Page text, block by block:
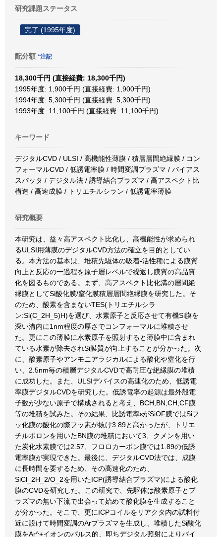
研究課題ステータス
完了 (1995年度)
配分額 *注記
18,300千円 (直接経費: 18,300千円)
1995年度: 1,900千円 (直接経費: 1,900千円)
1994年度: 5,300千円 (直接経費: 5,300千円)
1993年度: 11,100千円 (直接経費: 11,100千円)
キーワード
デジタルCVD / ULSI / 高機能性薄膜 / 積層層間絶縁膜 / コン
フォーマルCVD / 低誘電率膜 / 時間変調プラズマ / バイアス
スパッタ / デジタル法 / 誘導結合プラズマ / 高アスペクト比
構造 / 高速成膜 / トリエチルシラン / 低誘電率薄膜
研究概要
本研究は、益々高アスペクト比化し、高機能性が求められ
るULSI用薄膜のデジタルCVD方法の確立を目的としてい
る。本方法の基本は、堆積先駆体の吸着-活性種による膜質
向上と反応の一過程を原子層レベルで繰返し膜質の高品質
化を図るものである。まず、高アスペクト比化溝の層間絶
縁膜としてSi酸化膜/窒化膜積層層間絶縁膜を研究した。そ
のため、酸素を含まないTES(トリエチルシラ
ン:Si(C_2H_5)H)を選び、水素原子と反応させて有機Si膜を
深い溝内に1nm程度の厚さでコンフォーマルに堆積させ
た。更にこの薄膜に水素原子を照射すると薄膜中に含まれ
ている水素が除去されSi膜質が向上することが分かった。次
に、酸素原子やアンモニアラジカルによる酸化や窒化を行
い、2.5nm毎の積層デジタルCVDで高耐圧な絶縁膜の堆積
に成功した。また、ULSIデバイスの高速化のため、低誘電
率膜デジタルCVDを研究した。低誘電率の起源は最外殻電
子数が少ない原子で構成されると考え、BCH,BN,CH,CF膜
等の堆積を試みた。その結果、比誘電率εがSiOF膜ではSiフ
ッ化膜の酸化の際フッ素が抜け3.89と高かったが、トリエ
チルボロンを用いたBN膜の堆積において3、クメンを用い
た炭化水素膜では2.57、フロロカーボン膜では1.89の低誘
電率膜が実現できた。最後に、デジタルCVD法では、成膜
に長時間を要するため、その高速化のため、
SiCl_2H_2/O_2を用いたICP(誘導結合プラズマ)による酸化
膜のCVDを研究した。この研究で、先駆体は酸素原子とプ
ラズマの無い下流で出会って始めて酸化膜を生成すること
が分かった。そこで、更にICPコイルをリアクタ内の試料付
近に設けて時間変調のArプラズマを生成し、堆積したSi酸化
膜をAr^+イオンのパルス的、即ちデジタル照射によりバイ